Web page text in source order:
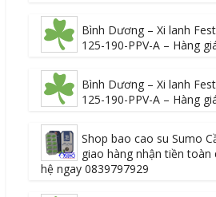
Bình Dương – Xi lanh
125-190-PPV-A – Hàng
Bình Dương – Xi lanh
125-190-PPV-A – Hàng
Shop bao cao su Sumo
giao hàng nhận tiền toàn
hệ ngay 0839797929